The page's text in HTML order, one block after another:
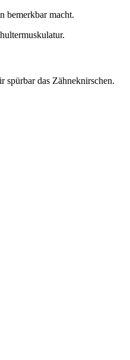
bemerkbar macht.
spürbar das Zähneknirschen.